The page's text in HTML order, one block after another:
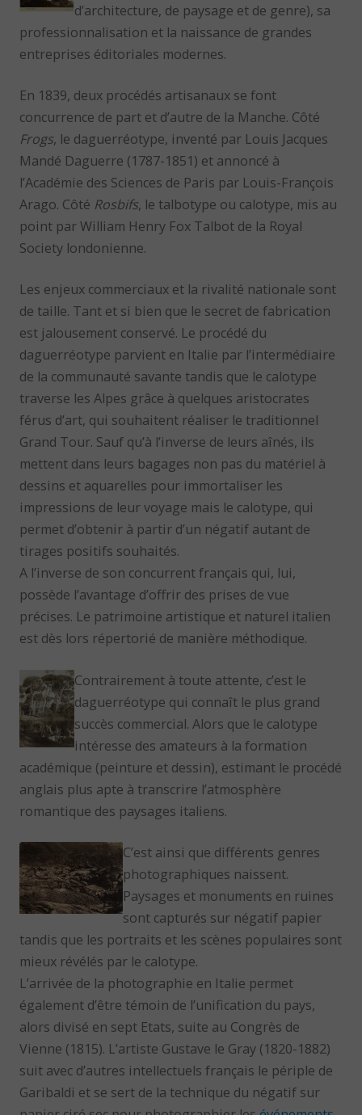
d’architecture, de paysage et de genre), sa
professionnalisation et la naissance de grandes
entreprises éditoriales modernes.
En 1839, deux procédés artisanaux se font
concurrence de part et d’autre de la Manche. Côté
Frogs, le daguerréotype, inventé par Louis Jacques
Mandé Daguerre (1787-1851) et annoncé à
l’Académie des Sciences de Paris par Louis-François
Arago. Côté Rosbifs, le talbotype ou calotype, mis au
point par William Henry Fox Talbot de la Royal
Society londonienne.
Les enjeux commerciaux et la rivalité nationale sont
de taille. Tant et si bien que le secret de fabrication
est jalousement conservé. Le procédé du
daguerréotype parvient en Italie par l’intermédiaire
de la communauté savante tandis que le calotype
traverse les Alpes grâce à quelques aristocrates
férus d’art, qui souhaitent réaliser le traditionnel
Grand Tour. Sauf qu’à l’inverse de leurs aînés, ils
mettent dans leurs bagages non pas du matériel à
dessins et aquarelles pour immortaliser les
impressions de leur voyage mais le calotype, qui
permet d’obtenir à partir d’un négatif autant de
tirages positifs souhaités.
A l’inverse de son concurrent français qui, lui,
possède l’avantage d’offrir des prises de vue
précises. Le patrimoine artistique et naturel italien
est dès lors répertorié de manière méthodique.
Contrairement à toute attente, c’est le
daguerréotype qui connaît le plus grand
succès commercial. Alors que le calotype
intéresse des amateurs à la formation
académique (peinture et dessin), estimant le procédé
anglais plus apte à transcrire l’atmosphère
romantique des paysages italiens.
C’est ainsi que différents genres
photographiques naissent.
Paysages et monuments en ruines
sont capturés sur négatif papier
tandis que les portraits et les scènes populaires sont
mieux révélés par le calotype.
L’arrivée de la photographie en Italie permet
également d’être témoin de l’unification du pays,
alors divisé en sept Etats, suite au Congrès de
Vienne (1815). L’artiste Gustave le Gray (1820-1882)
suit avec d’autres intellectuels français le périple de
Garibaldi et se sert de la technique du négatif sur